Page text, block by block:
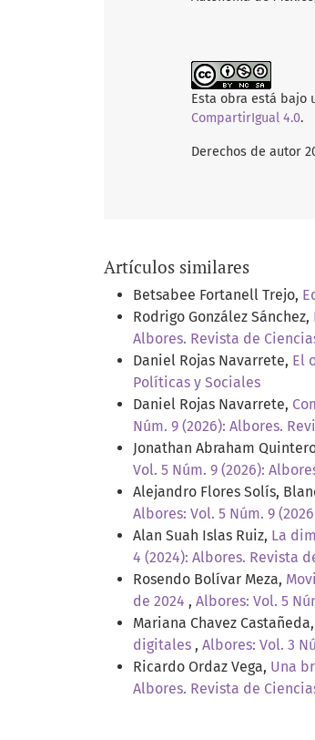
Esta obra está bajo
CompartirIgual 4.0.
Derechos de autor
Artículos similares
Betsabee Fortanell Trejo,
Rodrigo González Sánchez,
Albores. Revista de
Daniel Rojas Navarrete, El
Políticas y Sociales
Daniel Rojas Navarrete,
Núm. 9 (2026): Albores.
Jonathan Abraham
Vol. 5 Núm. 9 (2026):
Alejandro Flores Solís,
Albores: Vol. 5 Núm. 9
Alan Suah Islas Ruiz, La
4 (2024): Albores. Revista
Rosendo Bolívar Meza,
de 2024 , Albores: Vol. 5
Mariana Chavez
digitales , Albores: Vol. 3
Ricardo Ordaz Vega, Una
Albores. Revista de